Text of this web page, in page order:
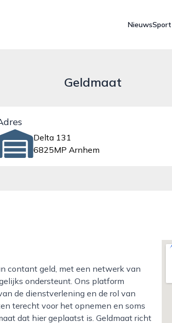
NieuwsSport
Geldmaat
Delta 131
6825MP Arnhem
ondersteunt. Ons platform
de dienstverlening en de rol van
terecht voor het opnemen en soms
dat hier geplaatst is. Geldmaat richt